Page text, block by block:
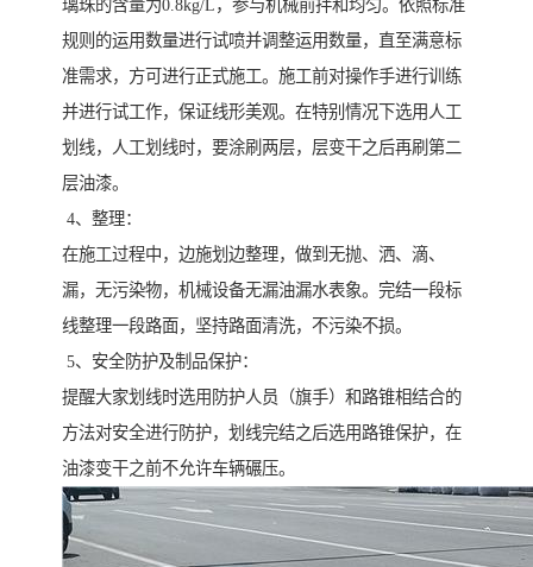
璃珠的含量为0.8kg/L，参与机械前拌和均匀。依照标准
规则的运用数量进行试喷并调整运用数量，直至满意标
准需求，方可进行正式施工。施工前对操作手进行训练
并进行试工作，保证线形美观。在特别情况下选用人工
划线，人工划线时，要涂刷两层，层变干之后再刷第二
层油漆。
4、整理：
在施工过程中，边施划边整理，做到无抛、洒、滴、
漏，无污染物，机械设备无漏油漏水表象。完结一段标
线整理一段路面，坚持路面清洗，不污染不损。
5、安全防护及制品保护：
提醒大家划线时选用防护人员（旗手）和路锥相结合的
方法对安全进行防护，划线完结之后选用路锥保护，在
油漆变干之前不允许车辆碾压。